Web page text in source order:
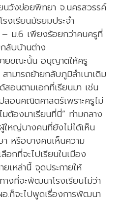
วังข่อยพิทยา จ.นครสวรรค์
รงเรียนมัธยมประจำ
– ม.6 เพียงร้อยกว่าคนครูที่
บบ้านต่าง
ยขณะนั้น อนุญาตให้ครู
มารถย้ายกลับภูมิลำเนาเดิม
อนตามเอกที่เรียนมา เช่น
อนคณิตศาสตร์เพราะครูไม่
มต้องมาเรียนที่นี่” ท่ามกลาง
ใหญ่บางคนที่ยังไม่ได้เห็น
หรือบางคนเห็นความ
กที่จะไปเรียนในเมือง
เหล่านี้ จุดประกายให้
งที่จะพัฒนาโรงเรียนไม่ว่า
.ก็จะไปพูดเรื่องการพัฒนา